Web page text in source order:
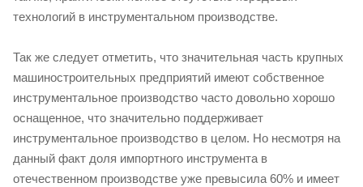
технологий в инструментальном производстве.
Так же следует отметить, что значительная часть крупных
машиностроительных предприятий имеют собственное
инструментальное производство часто довольно хорошо
оснащенное, что значительно поддерживает
инструментальное производство в целом. Но несмотря на
данный факт доля импортного инструмента в
отечественном производстве уже превысила 60% и имеет